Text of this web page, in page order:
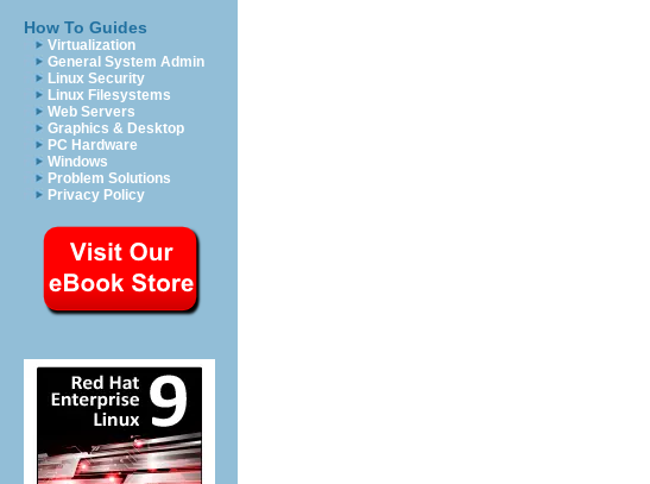
How To Guides
Virtualization
General System Admin
Linux Security
Linux Filesystems
Web Servers
Graphics & Desktop
PC Hardware
Windows
Problem Solutions
Privacy Policy